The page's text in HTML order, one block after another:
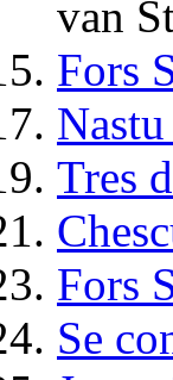
van
Fors
Tres
Fors
Se